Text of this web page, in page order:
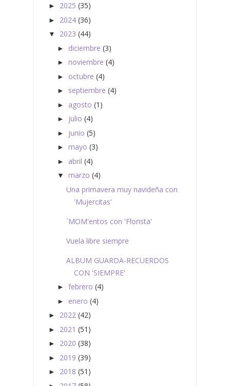
► 2025 (35)
► 2024 (36)
▼ 2023 (44)
► diciembre (3)
► noviembre (4)
► octubre (4)
► septiembre (4)
► agosto (1)
► julio (4)
► junio (5)
► mayo (3)
► abril (4)
▼ marzo (4)
Una primavera muy navideña con
'Mujercitas'
`MOM'entos con 'Florista'
Vuela libre siempre
ALBUM GUARDA-RECUERDOS
CON 'SIEMPRE'
► febrero (4)
► enero (4)
► 2022 (42)
► 2021 (51)
► 2020 (38)
► 2019 (39)
► 2018 (51)